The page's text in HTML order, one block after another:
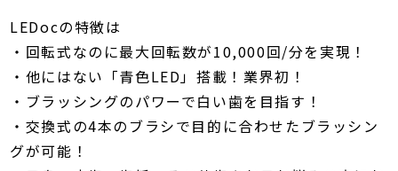
LEDocの特徴は
・回転式なのに最大回転数が10,000回/分を実現！
・他にはない「青色LED」搭載！業界初！
・ブラッシングのパワーで白い歯を目指す！
・交換式の4本のブラシで目的に合わせたブラッシン
グが可能！